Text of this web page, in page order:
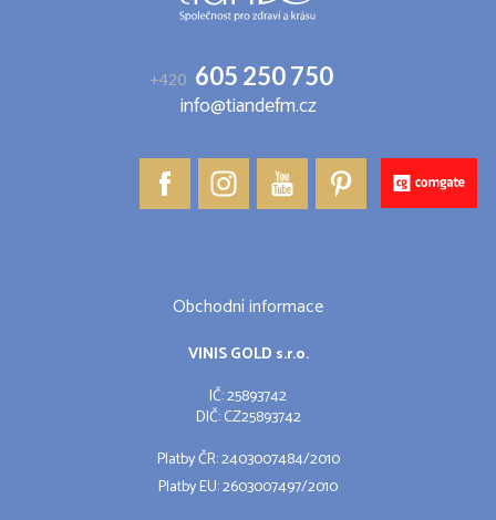
+420 605 250 750
info@tiandefm.cz
Obchodní informace
VINIS GOLD s.r.o.
IČ: 25893742
DIČ: CZ25893742
Platby ČR: 2403007484/2010
Platby EU: 2603007497/2010